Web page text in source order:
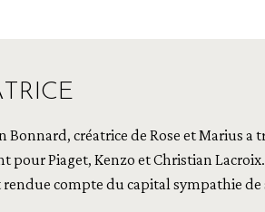
Bonnard, créatrice de Rose et Marius a
pour Piaget, Kenzo et Christian
rendue compte du capital sympathie de